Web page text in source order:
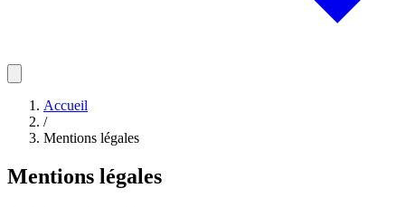
Accueil
/
Mentions légales
Mentions légales